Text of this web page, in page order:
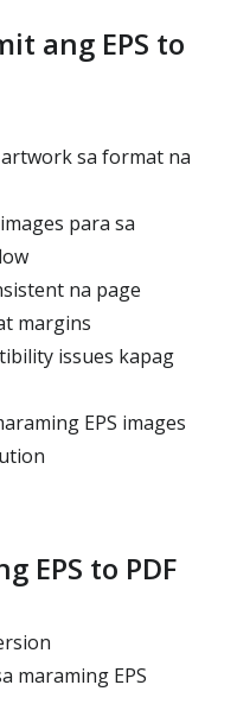
ang EPS to
artwork sa format na
para sa
na page
margins
issues kapag
EPS images
EPS to PDF
maraming EPS